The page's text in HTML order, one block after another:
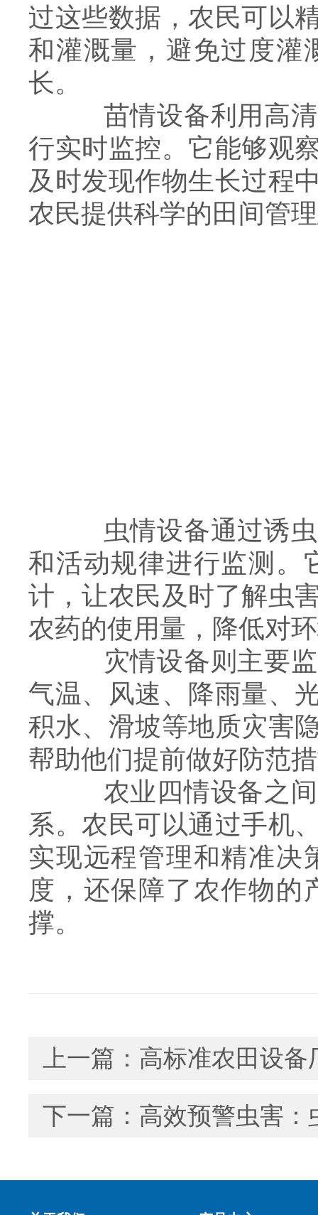
过这些数据，农民可以
和灌溉量，避免过度灌
长。
苗情设备利用高清
行实时监控。它能够观
及时发现作物生长过程
农民提供科学的田间管
虫情设备通过诱虫
和活动规律进行监测。
计，让农民及时了解虫
农药的使用量，降低对
灾情设备则主要监
气温、风速、降雨量、
积水、滑坡等地质灾害
帮助他们提前做好防范
农业四情设备之间
系。农民可以通过手机
实现远程管理和精准决
度，还保障了农作物的
撑。
上一篇： 高标准农田设备
下一篇： 高效预警虫害：